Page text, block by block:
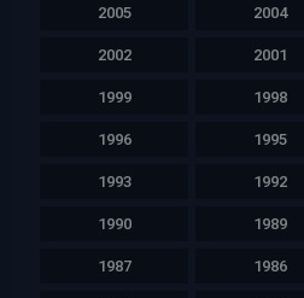
2005 2004
2002 2001
1999 1998
1996 1995
1993 1992
1990 1989
1987 1986